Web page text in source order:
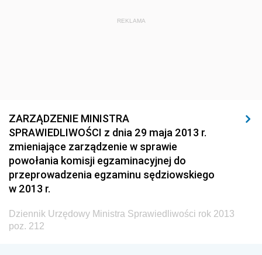
Dziennik Urzędowy Ministra Infrastruktury i Rozwoju
Gospodarki Terenowej i Ochrony Środowiska
Dziennik Urzędowy Ministerstwa Administracji i
Gospodarki Przestrzennej
Dziennik Urzędowy Unii Europejskiej, L
Dziennik Urzędowy Ministerstwa Przemysłu
Chemicznego i Lekkiego
REKLAMA
ZARZĄDZENIE MINISTRA
SPRAWIEDLIWOŚCI z dnia 29 maja 2013 r.
zmieniające zarządzenie w sprawie
powołania komisji egzaminacyjnej do
przeprowadzenia egzaminu sędziowskiego
w 2013 r.
Dziennik Urzędowy Ministra Sprawiedliwości rok 2013
poz. 212